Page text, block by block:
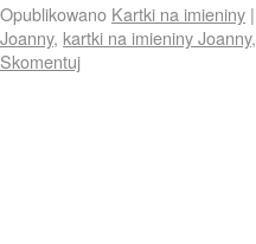
Opublikowano Kartki na imieniny |
Joanny, kartki na imieniny Joanny,
Skomentuj